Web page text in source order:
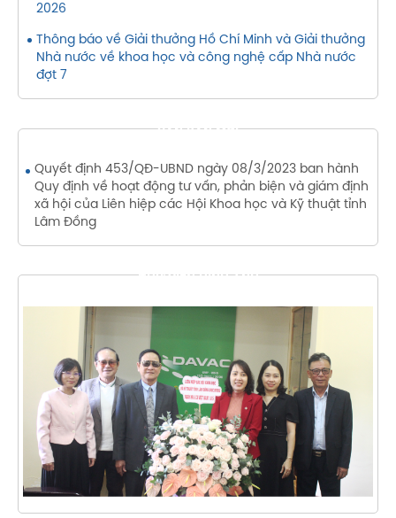
2026
Thông báo về Giải thưởng Hồ Chí Minh và Giải thưởng
Nhà nước về khoa học và công nghệ cấp Nhà nước
đợt 7
VĂN BẢN MỚI
Quyết định 453/QĐ-UBND ngày 08/3/2023 ban hành
Quy định về hoạt động tư vấn, phản biện và giám định
xã hội của Liên hiệp các Hội Khoa học và Kỹ thuật tỉnh
Lâm Đồng
THƯ VIỆN HÌNH ẢNH